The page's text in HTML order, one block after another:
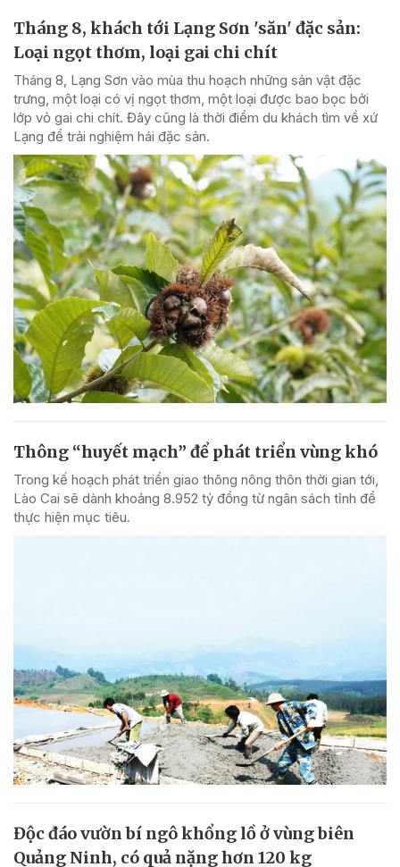
Tháng 8, khách tới Lạng Sơn 'săn' đặc sản:
Loại ngọt thơm, loại gai chi chít
Tháng 8, Lạng Sơn vào mùa thu hoạch những sản vật đặc
trưng, một loại có vị ngọt thơm, một loại được bao bọc bởi
lớp vỏ gai chi chít. Đây cũng là thời điểm du khách tìm về xứ
Lạng để trải nghiệm hái đặc sản.
Thông “huyết mạch” để phát triển vùng khó
Trong kế hoạch phát triển giao thông nông thôn thời gian tới,
Lào Cai sẽ dành khoảng 8.952 tỷ đồng từ ngân sách tỉnh để
thực hiện mục tiêu.
Độc đáo vườn bí ngô khổng lồ ở vùng biên
Quảng Ninh, có quả nặng hơn 120 kg